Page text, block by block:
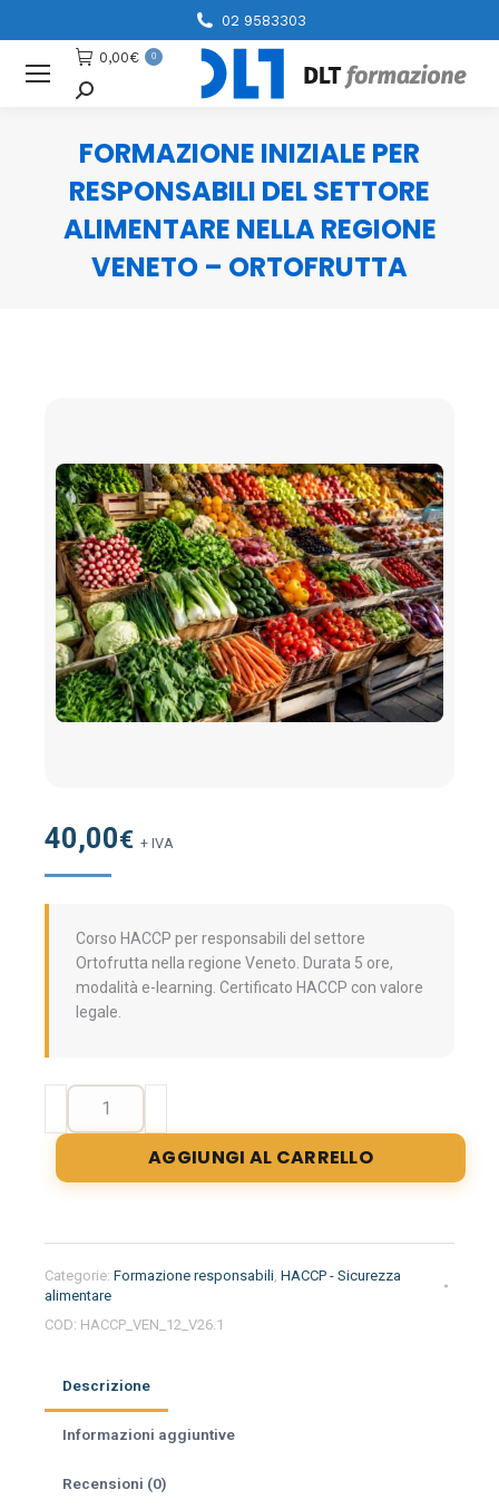
02 9583303
0,00€ 0
Cerca
FORMAZIONE INIZIALE PER
RESPONSABILI DEL SETTORE
ALIMENTARE NELLA REGIONE
VENETO – ORTOFRUTTA
40,00€ + IVA
Corso HACCP per responsabili del settore
Ortofrutta nella regione Veneto. Durata 5 ore,
modalità e-learning. Certificato HACCP con valore
legale.
Formazione
per
responsabili
alimentare
nella
regione
Veneto
quantità
AGGIUNGI AL CARRELLO
Categorie: Formazione responsabili, HACCP - Sicurezza
alimentare
COD: HACCP_VEN_12_V26.1
Descrizione
Informazioni aggiuntive
Recensioni (0)